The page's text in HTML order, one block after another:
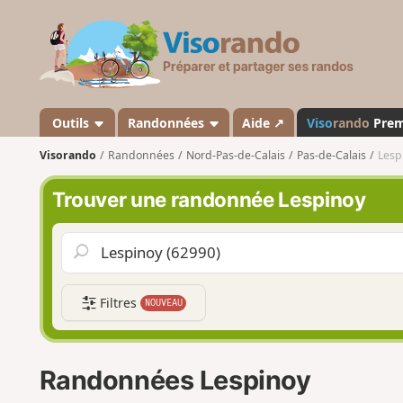
s
a
n
d
o
Outils Randonnées Aide ↗ Visorando
Visorando Randonnées Nord-Pas-de-Calais Pas-de-Calais
Trouver une randonnée Lespinoy
Filtres NOUVEAU
Randonnées Lespinoy